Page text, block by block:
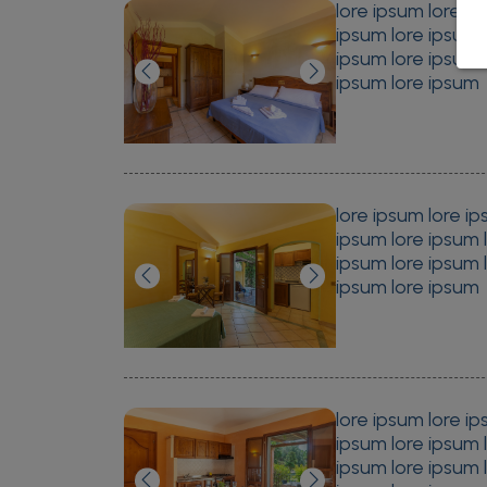
lore ipsum lore
ipsum lore ipsum
ipsum lore ipsum
ipsum lore ipsum
lore ipsum lore
ipsum lore ipsum
ipsum lore ipsum
ipsum lore ipsum
lore ipsum lore
ipsum lore ipsum
ipsum lore ipsum